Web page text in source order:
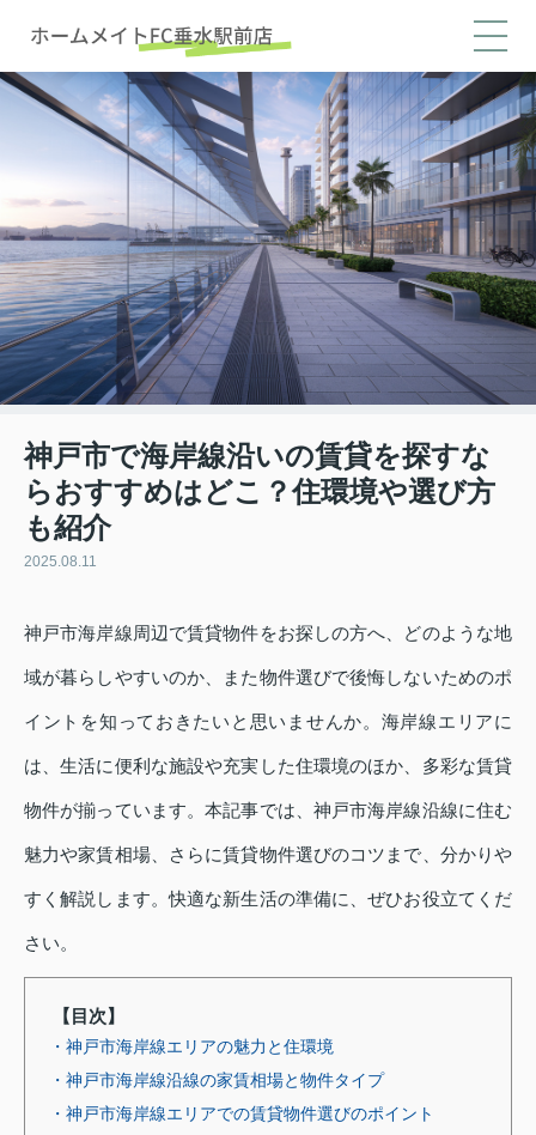
神戸市で海岸線沿いの賃貸を探すな
らおすすめはどこ？住環境や選び方
も紹介
2025.08.11
神戸市海岸線周辺で賃貸物件をお探しの方へ、どのような地
域が暮らしやすいのか、また物件選びで後悔しないためのポ
イントを知っておきたいと思いませんか。海岸線エリアに
は、生活に便利な施設や充実した住環境のほか、多彩な賃貸
物件が揃っています。本記事では、神戸市海岸線沿線に住む
魅力や家賃相場、さらに賃貸物件選びのコツまで、分かりや
すく解説します。快適な新生活の準備に、ぜひお役立てくだ
さい。
【目次】
・神戸市海岸線エリアの魅力と住環境
・神戸市海岸線沿線の家賃相場と物件タイプ
・神戸市海岸線エリアでの賃貸物件選びのポイント